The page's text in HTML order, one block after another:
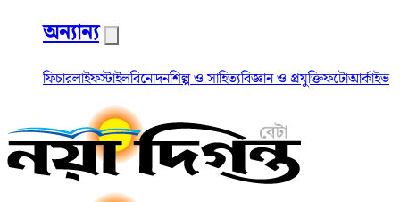
অন্যান্য
ফিচারলাইফস্টাইলবিনোদনশিল্প ও সাহিত্যবিজ্ঞান ও প্রযুক্তিফটোআর্কাইভ